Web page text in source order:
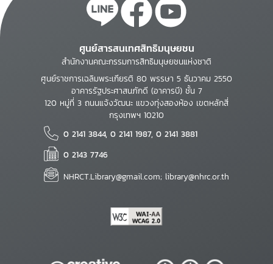
ศูนย์สารสนเทศสิทธิมนุษยชน
สำนักงานคณะกรรมการสิทธิมนุษยชนแห่งชาติ
ศูนย์ราชการเฉลิมพระเกียรติ 80 พรรษา 5 ธันวาคม 2550
อาคารรัฐประศาสนภักดี (อาคารบี) ชั้น 7
120 หมู่ที่ 3 ถนนแจ้งวัฒนะ แขวงทุ่งสองห้อง เขตหลักสี่
กรุงเทพฯ 10210
0 2141 3844, 0 2141 1987, 0 2141 3881
0 2143 7746
NHRCT.Library@gmail.com; library@nhrc.or.th